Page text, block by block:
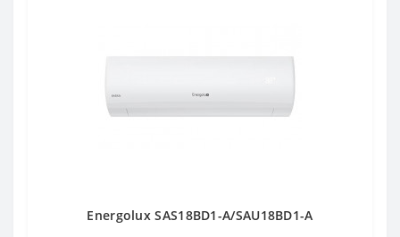
Energolux SAS18BD1-A/SAU18BD1-A